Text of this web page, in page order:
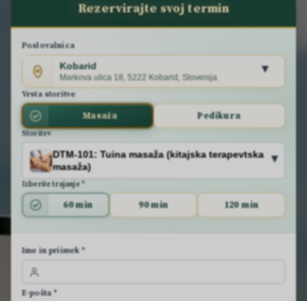
Rezervirajte svoj termin
Poslovalnica
Kobarid
Markova ulica 18, 5222 Kobarid, Slovenija
▾
Vrsta storitve
Masaža Pedikura
Storitev
DTM-101: Tuina masaža (kitajska terapevtska
masaža)
▾
Izberite trajanje *
60 min 90 min 120 min
Ime in priimek *
E-pošta *